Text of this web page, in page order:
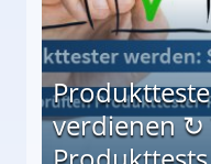
verdienen ↻